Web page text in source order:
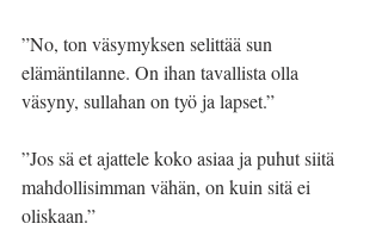
”No, ton väsymyksen selittää sun
elämäntilanne. On ihan tavallista olla
väsyny, sullahan on työ ja lapset.”
”Jos sä et ajattele koko asiaa ja puhut siitä
mahdollisimman vähän, on kuin sitä ei
oliskaan.”